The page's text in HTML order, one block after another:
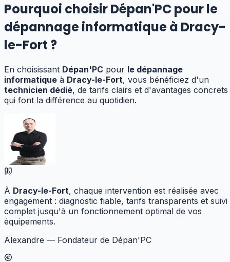
Pourquoi choisir Dépan'PC pourle
dépannage informatiqueà Dracy-
le-Fort ?
En choisissant Dépan'PC pour le dépannage
informatique à Dracy-le-Fort, vous bénéficiez d'un
technicien dédié, de tarifs clairs et d'avantages concrets
qui font la différence au quotidien.
À Dracy-le-Fort, chaque intervention est réalisée avec
engagement : diagnostic fiable, tarifs transparents et suivi
complet jusqu'à un fonctionnement optimal de vos
équipements.
Alexandre — Fondateur de Dépan'PC